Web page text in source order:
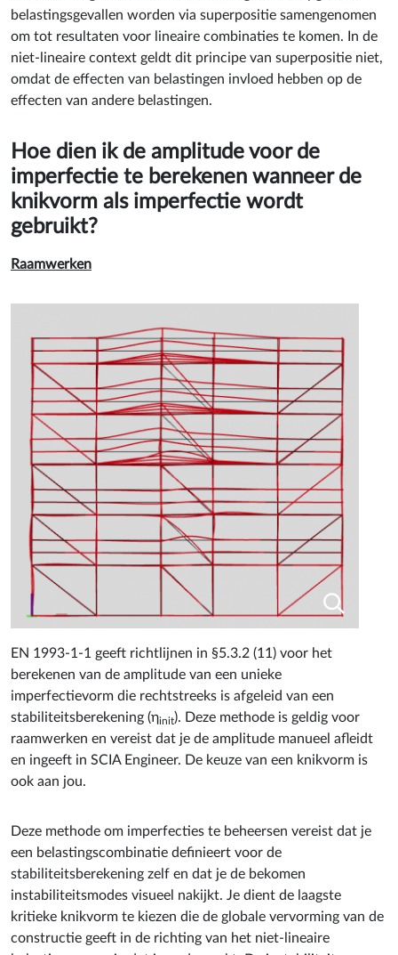
belastingsgevallen worden via superpositie samengenomen
om tot resultaten voor lineaire combinaties te komen. In de
niet-lineaire context geldt dit principe van superpositie niet,
omdat de effecten van belastingen invloed hebben op de
effecten van andere belastingen.
Hoe dien ik de amplitude voor de
imperfectie te berekenen wanneer de
knikvorm als imperfectie wordt
gebruikt?
Raamwerken
EN 1993-1-1 geeft richtlijnen in §5.3.2 (11) voor het
berekenen van de amplitude van een unieke
imperfectievorm die rechtstreeks is afgeleid van een
stabiliteitsberekening (η
). Deze methode is geldig voor
raamwerken en vereist dat je de amplitude manueel afleidt
en ingeeft in SCIA Engineer. De keuze van een knikvorm is
ook aan jou.
Deze methode om imperfecties te beheersen vereist dat je
een belastingscombinatie definieert voor de
stabiliteitsberekening zelf en dat je de bekomen
instabiliteitsmodes visueel nakijkt. Je dient de laagste
kritieke knikvorm te kiezen die de globale vervorming van de
constructie geeft in de richting van het niet-lineaire
belastingsscenario dat je onderzoekt. De instabiliteitsvorm